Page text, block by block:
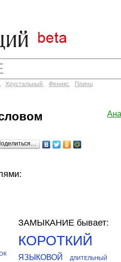
, Хрустальный, Феникс, Принц
ЗАМЫКАНИЕ бывает:
КОРОТКИЙ
ЯЗЫКОВОЙ ДЛИТЕЛЬНЫЙ